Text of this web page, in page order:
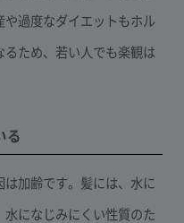
や過度なダイエットもホル
ため、若い人でも楽観は
る
加齢です。髪には、水に
になじみにくい性質のた